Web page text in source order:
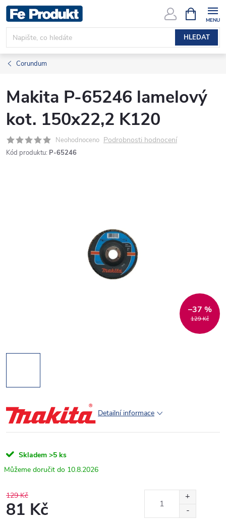
Přejít
na
obsah
HLEDAT
NÁKUPNÍ
KOŠÍK
Corundum
Makita P-65246 lamelový
kot. 150x22,2 K120
Neohodnoceno Podrobnosti hodnocení
Kód produktu: P-65246
129 Kč
–37 %
Detailní informace
Skladem >5 ks
10.8.2026
129 Kč
81 Kč